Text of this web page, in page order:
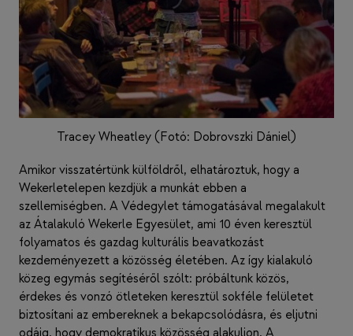
Tracey Wheatley (Fotó: Dobrovszki Dániel)
Amikor visszatértünk külföldről, elhatároztuk, hogy a
Wekerletelepen kezdjük a munkát ebben a
szellemiségben. A Védegylet támogatásával megalakult
az Átalakuló Wekerle Egyesület, ami 10 éven keresztül
folyamatos és gazdag kulturális beavatkozást
kezdeményezett a közösség életében. Az így kialakuló
közeg egymás segítéséről szólt: próbáltunk közös,
érdekes és vonzó ötleteken keresztül sokféle felületet
biztosítani az embereknek a bekapcsolódásra, és eljutni